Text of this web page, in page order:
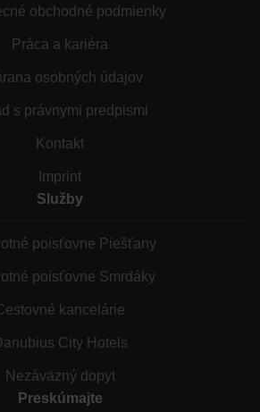
obchodné podmienky
Práca a kariéra
osobných údajov
s právnymi predpismi
Kontakt
Imprint
Služby
poisťovne Piešťany
poisťovne Smrdáky
kancelárie
City Hotels
Nezáväzný dopyt
Preskúmajte